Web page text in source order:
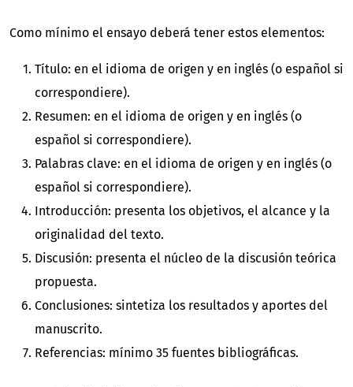
Como mínimo el ensayo deberá tener estos elementos:
Título: en el idioma de origen y en inglés (o español si
correspondiere).
Resumen: en el idioma de origen y en inglés (o
español si correspondiere).
Palabras clave: en el idioma de origen y en inglés (o
español si correspondiere).
Introducción: presenta los objetivos, el alcance y la
originalidad del texto.
Discusión: presenta el núcleo de la discusión teórica
propuesta.
Conclusiones: sintetiza los resultados y aportes del
manuscrito.
Referencias: mínimo 35 fuentes bibliográficas.